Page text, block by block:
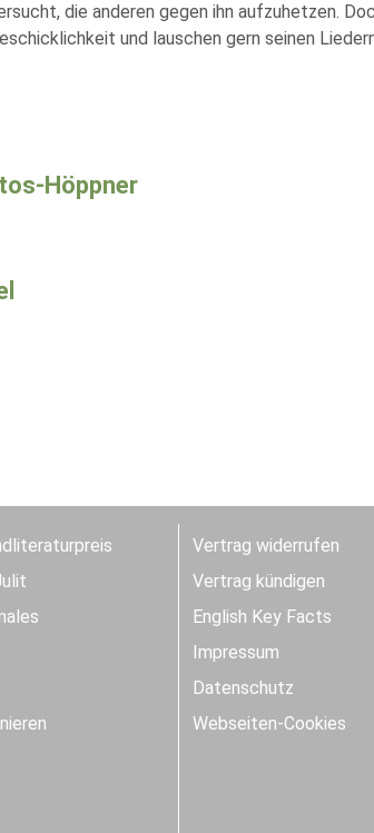
die anderen gegen ihn aufzuhetzen.
und lauschen gern seinen
Höppner
Vertrag widerrufen
Vertrag kündigen
English Key Facts
Impressum
Datenschutz
Webseiten-Cookies